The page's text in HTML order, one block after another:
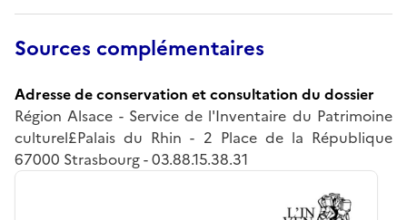
Sources complémentaires
Adresse de conservation et consultation du dossier
Région Alsace - Service de l'Inventaire du Patrimoine
culturel£Palais du Rhin - 2 Place de la République
67000 Strasbourg - 03.88.15.38.31